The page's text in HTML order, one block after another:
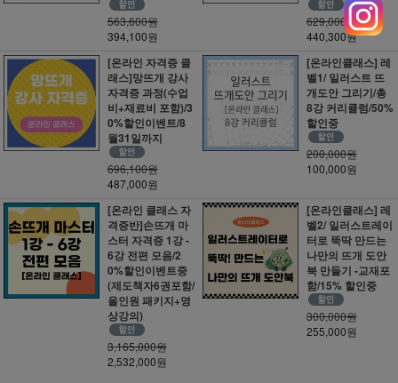
563,600원
394,100원
629,000원
440,300원
[온라인 자격증 클
래스]망뜨개 강사
자격증 과정(수업
비+재료비 포함)/3
0%할인이벤트/8
월31일까지
696,100원
487,000원
[온라인클래스] 레
벨1/ 일러스트 뜨
개도안 그리기/총
8강 커리큘럼/50%
할인중
200,000원
100,000원
[온라인 클래스 자
격증반]손뜨개 마
스터 자격증 1강 -
6강 전편 모음/2
0%할인이벤트중
(제도책자6권포함/
올인원 패키지+영
상강의)
3,165,000원
2,532,000원
[온라인클래스] 레
벨2/ 일러스트레이
터로 뚝딱 만드는
나만의 뜨개 도안
북 만들기 -교재포
함/15% 할인중
300,000원
255,000원